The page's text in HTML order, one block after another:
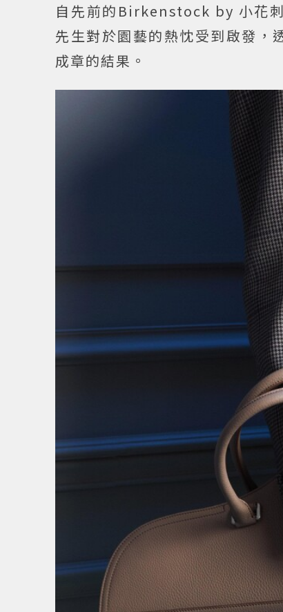
自先前的Birkenstock by 小花
先生對於園藝的熱忱受到啟發，
成章的結果。